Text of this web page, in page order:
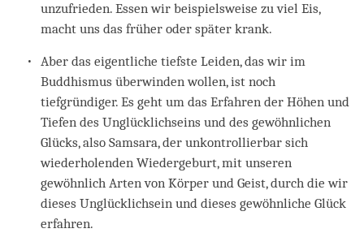
unzufrieden. Essen wir beispielsweise zu viel Eis,
macht uns das früher oder später krank.
Aber das eigentliche tiefste Leiden, das wir im
Buddhismus überwinden wollen, ist noch
tiefgründiger. Es geht um das Erfahren der Höhen und
Tiefen des Unglücklichseins und des gewöhnlichen
Glücks, also Samsara, der unkontrollierbar sich
wiederholenden Wiedergeburt, mit unseren
gewöhnlich Arten von Körper und Geist, durch die wir
dieses Unglücklichsein und dieses gewöhnliche Glück
erfahren.